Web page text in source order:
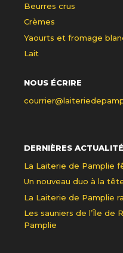
Beurres crus
Crèmes
Yaourts et fromage
Lait
NOUS ÉCRIRE
DERNIÈRES
La Laiterie de Pamplie
Un nouveau duo à la
La Laiterie de Pamplie
Les sauniers de l’Île de
Pamplie